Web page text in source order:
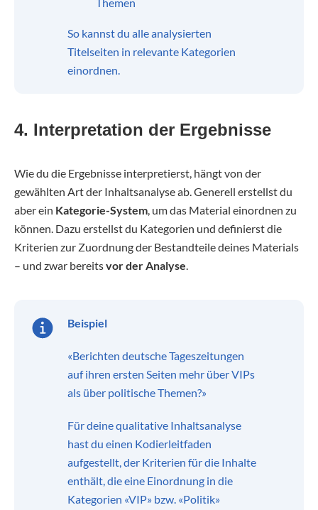
So kannst du alle analysierten
Titelseiten in relevante Kategorien
einordnen.
4. Interpretation der Ergebnisse
Wie du die Ergebnisse interpretierst, hängt von der
gewählten Art der Inhaltsanalyse ab. Generell erstellst du
aber ein Kategorie-System, um das Material einordnen zu
können. Dazu erstellst du Kategorien und definierst die
Kriterien zur Zuordnung der Bestandteile deines Materials
– und zwar bereitsvor der Analyse.
Beispiel
«Berichten deutsche Tageszeitungen
auf ihren ersten Seiten mehr über VIPs
als über politische Themen?»
Für deine qualitative Inhaltsanalyse
hast du einen Kodierleitfaden
aufgestellt, der Kriterien für die Inhalte
enthält, die eine Einordnung in die
Kategorien «VIP» bzw. «Politik»